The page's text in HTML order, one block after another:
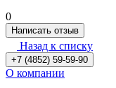
0
Написать отзыв
Назад к списку
+7 (4852) 59-59-90
О компании